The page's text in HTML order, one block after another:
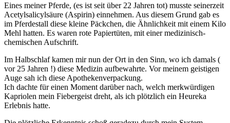
Eines meiner Pferde, (es ist seit über 22 Jahren tot) musste seinerzeit
Acetylsalicylsäure (Aspirin) einnehmen. Aus diesem Grund gab es
im Pferdestall diese kleine Päckchen, die Ähnlichkeit mit einem Kilo
Mehl hatten. Es waren rote Papiertüten, mit einer medizinisch-
chemischen Aufschrift.
Im Halbschlaf kamen mir nun der Ort in den Sinn, wo ich damals (
vor 25 Jahren !) diese Medizin aufbewahrte. Vor meinem geistigen
Auge sah ich diese Apothekenverpackung.
Ich dachte für einen Moment darüber nach, welch merkwürdigen
Kapriolen mein Fiebergeist dreht, als ich plötzlich ein Heureka
Erlebnis hatte.